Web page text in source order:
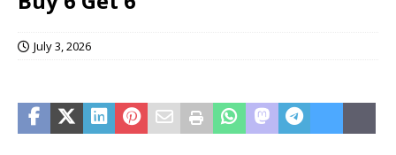
July 3, 2026